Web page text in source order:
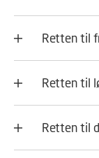
Retten til
Retten til
Retten til